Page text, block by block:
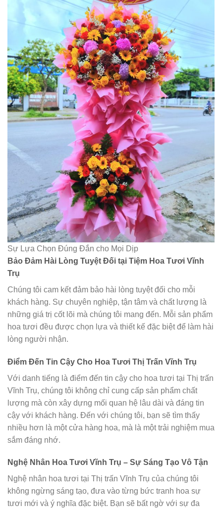
Sự Lựa Chọn Đúng Đắn cho Mọi Dịp
Bảo Đảm Hài Lòng Tuyệt Đối tại Tiệm Hoa Tươi Vĩnh
Trụ
Chúng tôi cam kết đảm bảo hài lòng tuyệt đối cho mỗi
khách hàng. Sự chuyên nghiệp, tận tâm và chất lượng là
những giá trị cốt lõi mà chúng tôi mang đến. Mỗi sản phẩm
hoa tươi đều được chọn lựa và thiết kế đặc biệt để làm hài
lòng người nhận.
Điểm Đến Tin Cậy Cho Hoa Tươi Thị Trấn Vĩnh Trụ
Với danh tiếng là điểm đến tin cậy cho hoa tươi tại Thị trấn
Vĩnh Trụ, chúng tôi không chỉ cung cấp sản phẩm chất
lượng mà còn xây dựng mối quan hệ lâu dài và đáng tin
cậy với khách hàng. Đến với chúng tôi, bạn sẽ tìm thấy
nhiều hơn là một cửa hàng hoa, mà là một trải nghiệm mua
sắm đáng nhớ.
Nghệ Nhân Hoa Tươi Vĩnh Trụ – Sự Sáng Tạo Vô Tận
Nghệ nhân hoa tươi tại Thị trấn Vĩnh Trụ của chúng tôi
không ngừng sáng tạo, đưa vào từng bức tranh hoa sự
tươi mới và ý nghĩa đặc biệt. Bạn sẽ bất ngờ với sự đa